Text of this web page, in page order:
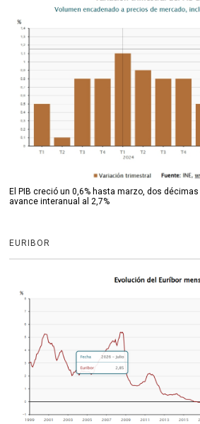
El PIB creció un 0,6% hasta marzo, dos
avance interanual al 2,7%
EURIBOR